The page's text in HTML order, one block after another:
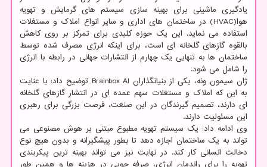
یادگیری ماشینی برای بهینه سازی سیستم های گرمایش و تهویه
هوا(HVAC) در ساختمان های اداری و سایر انواع املاک و مستغلات
استفاده می نماید. این یک حوزه کلیدی برای تمرکز بر روی کاهش
بالقوه گازهای گلخانه ای است، برای اینکه انرژی مصرف شده توسط
ساختمان ها به تنهایی یک چهارم از انتشارات جهانی در رابطه با انرژی
را شامل می شود.
ژان سیمون ونه، یکی از بنیانگذاران Brainbox AI توضیح داد: با عنایت
به این که املاک و مستغلات سهم عمده ای در انتشار گازهای گلخانه
ای دارند، تصمیم گیرندگان در این صنعت، فرصت بزرگی برای رهبری
این مسئولیت دارند.
وی ادامه داد: یک سیستم تهویه مطبوع مبتنی بر هوش مصنوعی می
تواند به یک ساختمان اجازه دهد تا بطور پیشگیرانه و بدون هیچ نوع
دخالت انسانی کار کند. در نهایت نیز می تواند بهینه ترین پیکربندی
تهویه را برای راندمان انرژی، صرفه جویی در هزینه ها و همین طور